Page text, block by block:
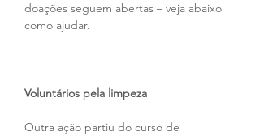
doações seguem abertas – veja abaixo
como ajudar.
Voluntários pela limpeza
Outra ação partiu do curso de